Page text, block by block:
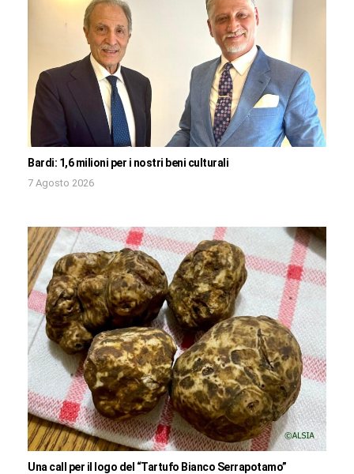
Bardi: 1,6 milioni per i nostri beni culturali
7 Agosto 2026
Una call per il logo del “Tartufo Bianco Serrapotamo”